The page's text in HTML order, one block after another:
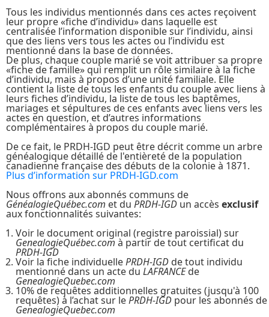
Tous les individus mentionnés dans ces actes reçoivent
leur propre «fiche d’individu» dans laquelle est
centralisée l’information disponible sur l’individu, ainsi
que des liens vers tous les actes ou l’individu est
mentionné dans la base de données.
De plus, chaque couple marié se voit attribuer sa propre
«fiche de famille» qui remplit un rôle similaire à la fiche
d’individu, mais à propos d’une unité familiale. Elle
contient la liste de tous les enfants du couple avec liens à
leurs fiches d’individu, la liste de tous les baptêmes,
mariages et sépultures de ces enfants avec liens vers les
actes en question, et d’autres informations
complémentaires à propos du couple marié.
De ce fait, le PRDH-IGD peut être décrit comme un arbre
généalogique détaillé de l'entièreté de la population
canadienne française des débuts de la colonie à 1871.
Plus d’information sur PRDH-IGD.com
Nous offrons aux abonnés communs de
GénéalogieQuébec.com et du PRDH-IGD un accès exclusif
aux fonctionnalités suivantes:
Voir le document original (registre paroissial) sur
GenealogieQuébec.com à partir de tout certificat du
PRDH-IGD
Voir la fiche individuellePRDH-IGD de tout individu
mentionné dans un acte du LAFRANCEde
GenealogieQuebec.com
10% de requêtes additionnelles gratuites (jusqu'à 100
requêtes) à l’achat sur lePRDH-IGD pour les abonnés de
GenealogieQuebec.com